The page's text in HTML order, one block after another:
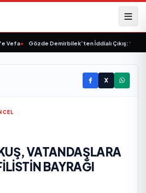
• Gözde Demirbilek’ten İddialı Çıkış: “Son
X
VATANDAŞLARA
BAYRAĞI